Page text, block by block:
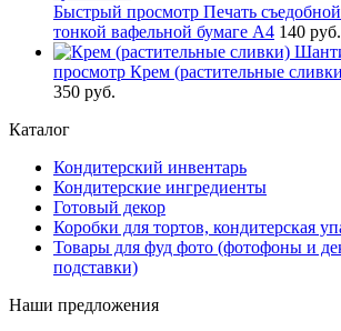
Быстрый просмотр Печать
тонкой вафельной бумаге А4 140 руб.
просмотр Крем (растительные
350 руб.
Каталог
Кондитерский инвентарь
Кондитерские ингредиенты
Готовый декор
Коробки для тортов, кондитерская
Товары для фуд фото (фотофоны и
подставки)
Наши предложения